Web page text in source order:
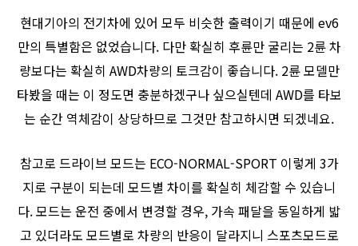
현대기아의 전기차에 있어 모두 비슷한 출력이기 때문에 ev6
만의 특별함은 없었습니다. 다만 확실히 후륜만 굴리는 2륜 차
량보다는 확실히 AWD차량의 토크감이 좋습니다. 2륜 모델만
타봤을 때는 이 정도면 충분하겠구나 싶으실텐데 AWD를 타보
는 순간 역체감이 상당하므로 그것만 참고하시면 되겠네요.
참고로 드라이브 모드는 ECO-NORMAL-SPORT 이렇게 3가
지로 구분이 되는데 모드별 차이를 확실히 체감할 수 있습니
다. 모드는 운전 중에서 변경할 경우, 가속 패달을 동일하게 밟
고 있더라도 모드별로 차량의 반응이 달라지니 스포츠모드로